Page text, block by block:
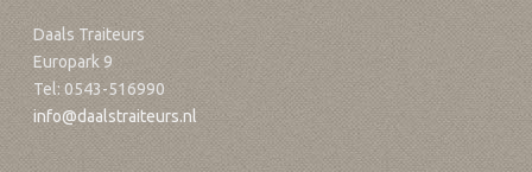
Daals Traiteurs
Europark 9
Tel: 0543-516990
info@daalstraiteurs.nl